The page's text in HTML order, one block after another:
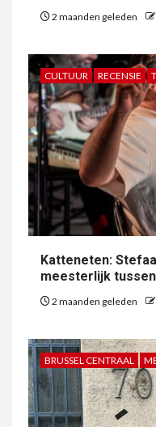
2 maanden geleden
CULTUUR RECENSIE
Katteneten:
meesterlijk
2 maanden geleden
BRUSSEL CENTRAAL